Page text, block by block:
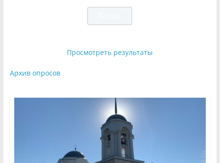
Просмотреть результаты
Архив опросов